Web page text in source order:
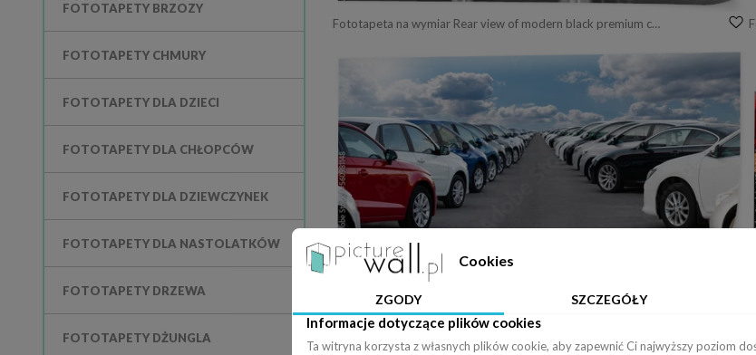
Fototapeta na wymiar Rear view of modern black premium car in studio light
Fototapeta na wymiar Cars in a row. Used car sales
FOTOTAPETY BRZOZY
FOTOTAPETY CHMURY
FOTOTAPETY DLA DZIECI
FOTOTAPETY DLA CHŁOPCÓW
FOTOTAPETY DLA DZIEWCZYNEK
FOTOTAPETY DLA NASTOLATKÓW
FOTOTAPETY DRZEWA
FOTOTAPETY DŻUNGLA
Cookies
ZGODY SZCZEGÓŁY
Informacje dotyczące plików cookies
Ta witryna korzysta z własnych plików cookie, aby zapewnić Ci najwyższy poziom